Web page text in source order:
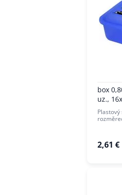
box
uz.,
2,61 €